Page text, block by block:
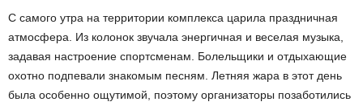
С самого утра на территории комплекса царила праздничная
атмосфера. Из колонок звучала энергичная и веселая музыка,
задавая настроение спортсменам. Болельщики и отдыхающие
охотно подпевали знакомым песням. Летняя жара в этот день
была особенно ощутимой, поэтому организаторы позаботились